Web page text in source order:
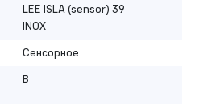
LEE ISLA (sensor) 39
INOX
Сенсорное
B